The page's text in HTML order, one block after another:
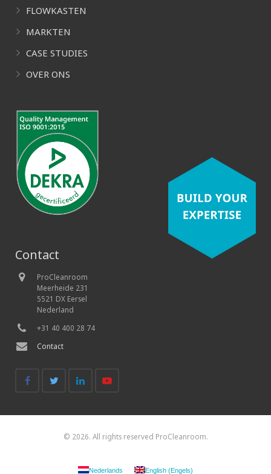
FLOWKASTEN
MARKTEN
CASE STUDIES
OVER ONS
Contact
ProCleanroom
Meerheide 231
5521 DX Eersel
Nederland
+31 40 400 28 74
Contact
© 2026. All rights reserved ProCleanroom.
Nederlands English (Engels)